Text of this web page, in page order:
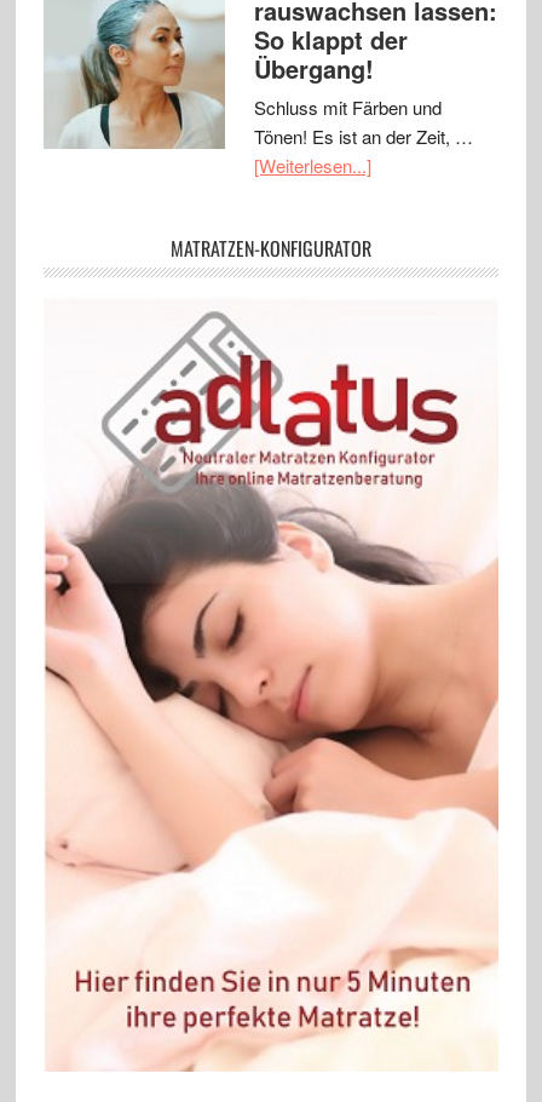
rauswachsen lassen:
So klappt der
Übergang!
Schluss mit Färben und
Tönen! Es ist an der Zeit, …
[Weiterlesen...]
MATRATZEN-KONFIGURATOR